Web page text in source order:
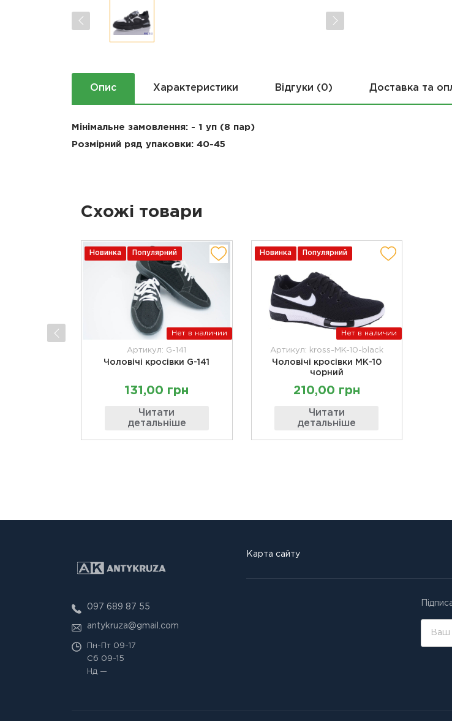
Опис Характеристики Відгуки (0) Доставка та
Мінімальне замовлення: - 1 уп (8 пар)
Розмірний ряд упаковки: 40-45
Схожі товари
Новинка Популярний
Нет в наличии
Артикул: G-141
Чоловічі кросівки G-141
131,00 грн
Читати
детальніше
Новинка Популярний
Нет в наличии
Артикул: kross-MK-10-black
Чоловічі кросівки МК-10
чорний
210,00 грн
Читати
детальніше
097 689 87 55
antykruza@gmail.com
Пн-Пт 09-17
Сб 09-15
Нд —
Карта сайту